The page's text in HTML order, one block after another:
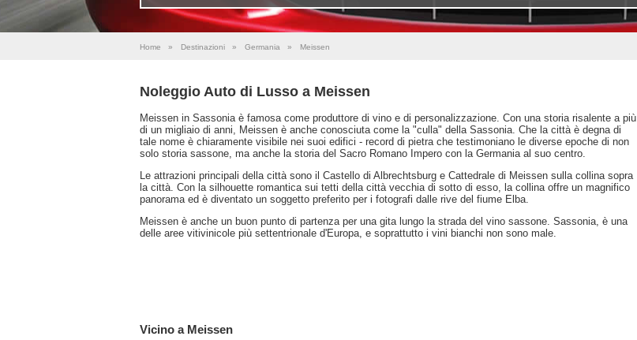
Home » Destinazioni » Germania » Meissen
Noleggio Auto di Lusso a Meissen
Meissen in Sassonia è famosa come produttore di vino e di personalizzazione. Con una storia risalente a più
di un migliaio di anni, Meissen è anche conosciuta come la "culla" della Sassonia. Che la città è degna di
tale nome è chiaramente visibile nei suoi edifici - record di pietra che testimoniano le diverse epoche di non
solo storia sassone, ma anche la storia del Sacro Romano Impero con la Germania al suo centro.
Le attrazioni principali della città sono il Castello di Albrechtsburg e Cattedrale di Meissen sulla collina sopra
la città. Con la silhouette romantica sui tetti della città vecchia di sotto di esso, la collina offre un magnifico
panorama ed è diventato un soggetto preferito per i fotografi dalle rive del fiume Elba.
Meissen è anche un buon punto di partenza per una gita lungo la strada del vino sassone. Sassonia, è una
delle aree vitivinicole più settentrionale d'Europa, e soprattutto i vini bianchi non sono male.
Vicino a Meissen